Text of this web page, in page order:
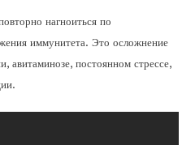
нагноиться по
иммунитета. Это осложнение
авитаминозе, постоянном стрессе,